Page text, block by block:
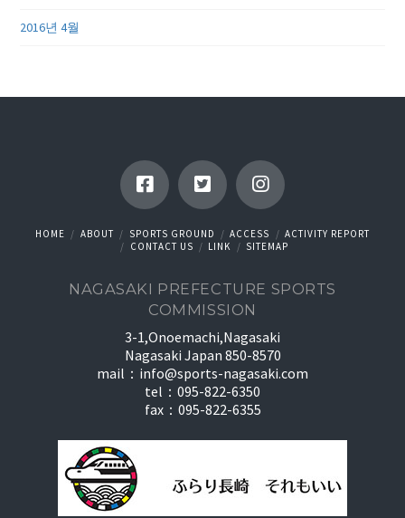
2016년 4월
HOME ABOUT SPORTS GROUND ACCESS
ACTIVITY REPORT
CONTACT US
LINK SITEMAP
NAGASAKI PREFECTURE SPORTS
COMMISSION
3-1,Onoemachi,Nagasaki
Nagasaki Japan 850-8570
mail： info@sports-nagasaki.com
tel：095-822-6350
fax：095-822-6355